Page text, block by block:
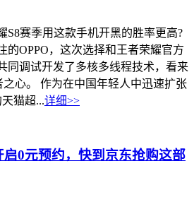
S8赛季用这款手机开黑的胜率更高?
的OPPO，这次选择和王者荣耀官方
同调试开发了多核多线程技术，看来
之心。 作为在中国年轻人中迅速扩张
猫超...详细>>
0元预约，快到京东抢购这部